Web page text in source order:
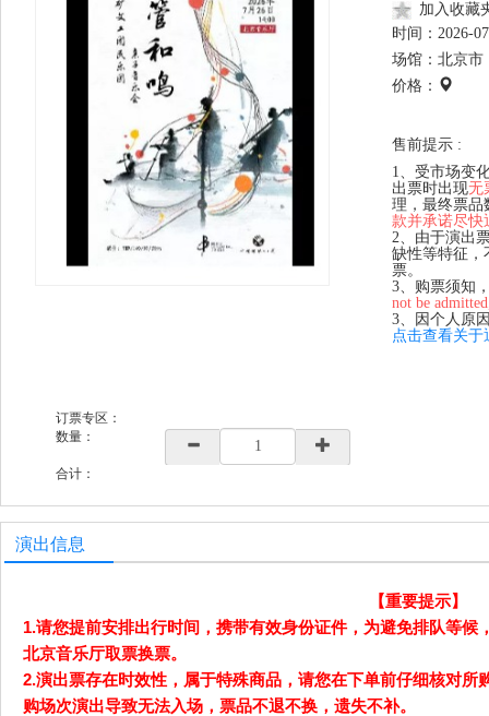
加入收藏
时间： 2026-
场馆：北京市
价格：
售前提示 :
1、受市场变
出票时出现无
理，最终票品
款并承诺尽快
2、由于演出
缺性等特征，
票。
3、购票须知
not be
3、因个人原
点击查看关于
订票专区：
数量：
合计：
演出信息
【重要提示】
1.请您提前安排出行时间，携带有效身份证件，为避免排队等
北京音乐厅取票换票。
2.演出票存在时效性，属于特殊商品，请您在下单前仔细核对
购场次演出导致无法入场，票品不退不换，遗失不补。